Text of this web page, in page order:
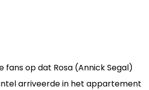
fans op dat Rosa (Annick Segal)
arriveerde in het appartement